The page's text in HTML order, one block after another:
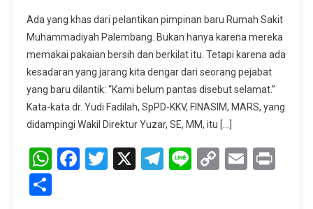
Putih
Di
Lorong
Rumah
Sakit
Ada yang khas dari pelantikan pimpinan baru Rumah Sakit
Muhammadiyah Palembang. Bukan hanya karena mereka
memakai pakaian bersih dan berkilat itu. Tetapi karena ada
kesadaran yang jarang kita dengar dari seorang pejabat
yang baru dilantik: “Kami belum pantas disebut selamat.”
Kata-kata dr. Yudi Fadilah, SpPD-KKV, FINASIM, MARS, yang
didampingi Wakil Direktur Yuzar, SE, MM, itu […]
WhatsApp
Facebook
Twitter
X Telegram
LineCopyEmail
Share